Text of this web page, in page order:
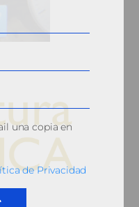
Notariado
una copia en
de Privacidad